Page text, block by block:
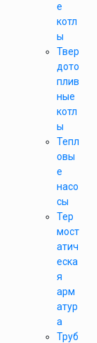
е
котл
ы
Твер
дото
плив
ные
котл
ы
Тепл
овы
е
насо
сы
Тер
мост
атич
еска
я
арм
атур
а
Труб